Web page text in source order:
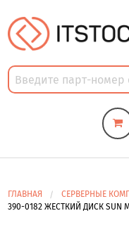
ГЛАВНАЯ СЕРВЕРНЫЕ
390-0182 ЖЕСТКИЙ ДИСК SUN